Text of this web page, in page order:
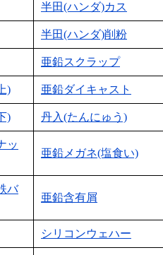
半田(ハンダ)カス
半田(ハンダ)削粉
亜鉛スクラップ
) 亜鉛ダイキャスト
) 丹入(たんにゅう)
ッ
亜鉛メガネ(塩食い)
バ
亜鉛含有屑
シリコンウェハー